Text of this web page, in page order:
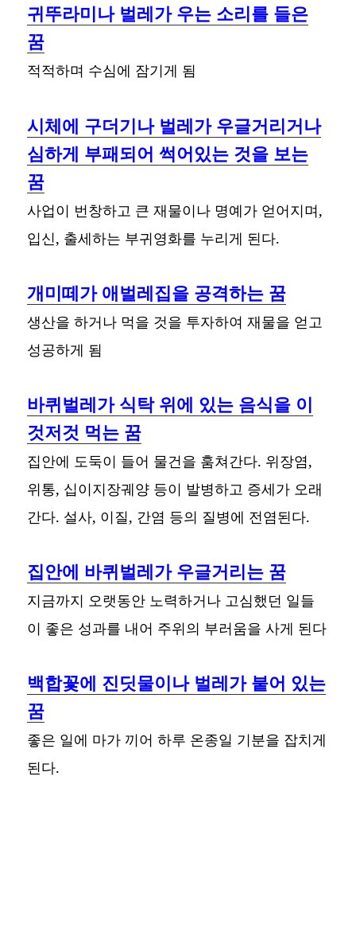
귀뚜라미나 벌레가 우는 소리를 들은
꿈
적적하며 수심에 잠기게 됨
시체에 구더기나 벌레가 우글거리거나
심하게 부패되어 썩어있는 것을 보는
꿈
사업이 번창하고 큰 재물이나 명예가 얻어지며,
입신, 출세하는 부귀영화를 누리게 된다.
개미떼가 애벌레집을 공격하는 꿈
생산을 하거나 먹을 것을 투자하여 재물을 얻고
성공하게 됨
바퀴벌레가 식탁 위에 있는 음식을 이
것저것 먹는 꿈
집안에 도둑이 들어 물건을 훔쳐간다. 위장염,
위통, 십이지장궤양 등이 발병하고 증세가 오래
간다. 설사, 이질, 간염 등의 질병에 전염된다.
집안에 바퀴벌레가 우글거리는 꿈
지금까지 오랫동안 노력하거나 고심했던 일들
이 좋은 성과를 내어 주위의 부러움을 사게 된다
백합꽃에 진딧물이나 벌레가 붙어 있는
꿈
좋은 일에 마가 끼어 하루 온종일 기분을 잡치게
된다.